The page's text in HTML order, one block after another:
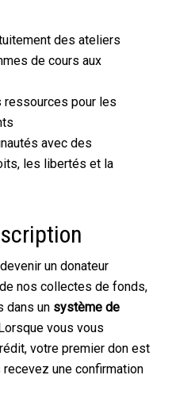
des ateliers
de cours aux
ressources pour les
avec des
les libertés et la
un donateur
nos collectes de fonds,
dans un système de
vous vous
votre premier don est
une confirmation